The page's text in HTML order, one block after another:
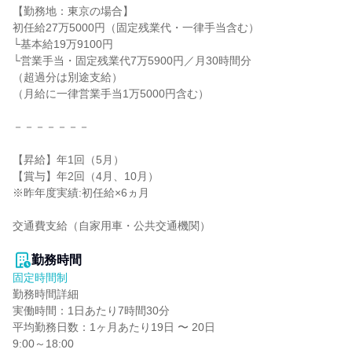
【勤務地：東京の場合】
初任給27万5000円（固定残業代・一律手当含む）
└基本給19万9100円
└営業手当・固定残業代7万5900円／月30時間分
（超過分は別途支給）
（月給に一律営業手当1万5000円含む）
－－－－－－－
【昇給】年1回（5月）
【賞与】年2回（4月、10月）
※昨年度実績:初任給×6ヵ月
交通費支給（自家用車・公共交通機関）
勤務時間
固定時間制
勤務時間詳細
実働時間：1日あたり7時間30分
平均勤務日数：1ヶ月あたり19日 〜 20日
9:00～18:00